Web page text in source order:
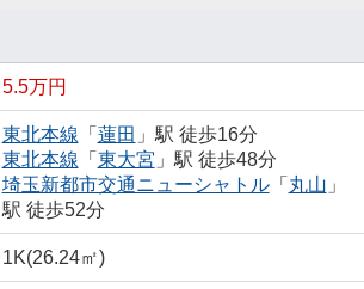
5.5万円
東北本線 「 蓮田 」駅 徒歩16分
東北本線 「 東大宮 」駅 徒歩48分
埼玉新都市交通ニューシャトル「 丸山 」
駅 徒歩52分
1K(26.24㎡)